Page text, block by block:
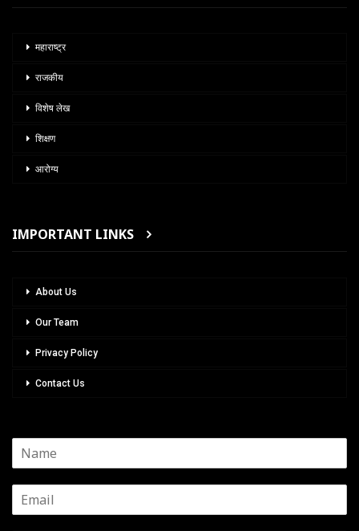
महाराष्ट्र
राजकीय
विशेष लेख
शिक्षण
आरोग्य
IMPORTANT LINKS
About Us
Our Team
Privacy Policy
Contact Us